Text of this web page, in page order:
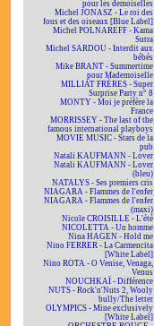
pour les demoiselles
Michel JONASZ - Le roi des
fous et des oiseaux [Blue Label]
Michel POLNAREFF - Kama
Sutra
Michel SARDOU - Interdit aux
bébés
Mike BRANT - Summertime
pour Mademoiselle
MILLIAT FRÈRES - Super
Surprise Party n° 8
MONTY - Moi je préfère la
France
MORRISSEY - The last of the
famous international playboys
MOVIE MUSIC - Stars de la
pub
Natali KAUFMANN - Lover
Natali KAUFMANN - Lover
(bleu)
NATALYS - Ses premiers cris
NIAGARA - Flammes de l'enfer
NIAGARA - Flammes de l'enfer
(maxi)
Nicole CROISILLE - L'été
NICOLETTA - Un homme
Nina HAGEN - Hold me
Nino FERRER - La Carmencita
[White Label]
Nino ROTA - O Venise, Venaga,
Venus
NOUCHKAÏ - Différence
NUTS - Rock'n'Nuts 2, Wooly
bully/The letter
OLYMPICS - Mine exclusively
[White Label]